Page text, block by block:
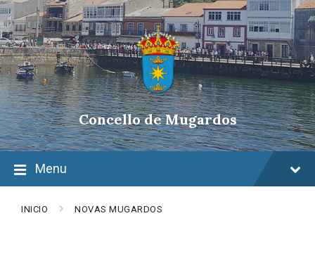
Skip
to
content
Skip
to
main
navigation
Skip
to
footer
Concello de Mugardos
Menu
INICIO NOVAS MUGARDOS